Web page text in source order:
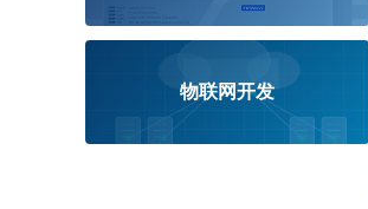
物联网开发